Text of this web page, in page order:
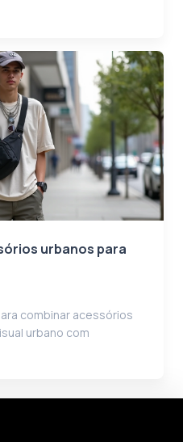
urbanos para
combinar acessórios
urbano com